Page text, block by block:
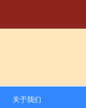
关于我们